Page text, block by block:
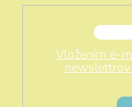
Vložením e-